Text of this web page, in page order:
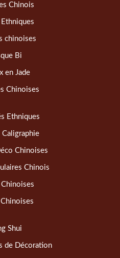
Chinois
chinoises
Bi
en Jade
Chinoises
Ethniques
Chinoises
Chinois
Shui
de Décoration